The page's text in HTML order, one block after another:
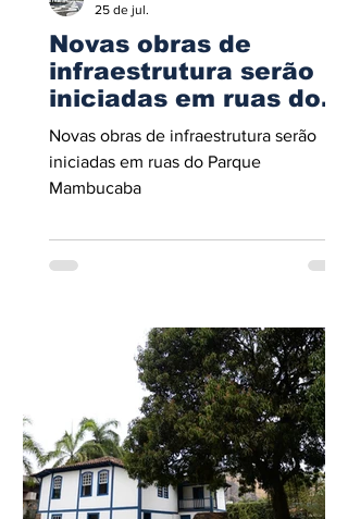
Novas obras de
infraestrutura serão
iniciadas em ruas do
Parque Mambucaba
Novas obras de infraestrutura serão
iniciadas em ruas do Parque
Mambucaba
25 de jul.